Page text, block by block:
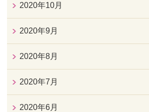
2020年10月
2020年9月
2020年8月
2020年7月
2020年6月